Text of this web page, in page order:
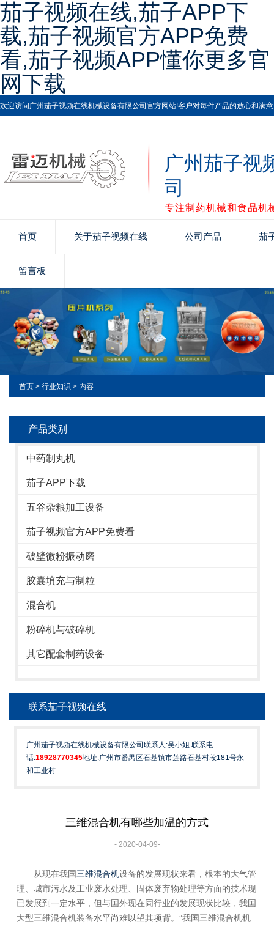
茄子视频在线,茄子APP下
载,茄子视频官方APP免费
看,茄子视频APP懂你更多官
网下载
欢迎访问广州茄子视频在线机械设备有限公司官方网站!客户对每件产品的放心和满意是
广州茄子视
司
专注制药机械和食品机
首页 关于茄子视频在线 公司产品 茄
留言板
首页 > 行业知识 > 内容
产品类别
中药制丸机
茄子APP下载
五谷杂粮加工设备
茄子视频官方APP免费看
破壁微粉振动磨
胶囊填充与制粒
混合机
粉碎机与破碎机
其它配套制药设备
联系茄子视频在线
广州茄子视频在线机械设备有限公司联系人:吴小姐 联系电
话:18928770345地址:广州市番禺区石基镇市莲路石基村段181号永
和工业村
三维混合机有哪些加温的方式
- 2020-04-09-
从现在我国三维混合机设备的发展现状来看，根本的大气管
理、城市污水及工业废水处理、固体废弃物处理等方面的技术现
已发展到一定水平，但与国外现在同行业的发展现状比较，我国
大型三维混合机装备水平尚难以望其项背。”我国三维混合机机